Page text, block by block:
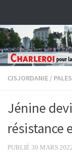
CISJORDANIE /
Jénine
résistance
PUBLIÉ 30 MARS